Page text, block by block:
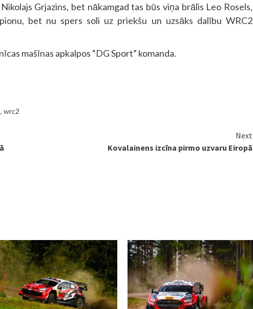
Grjazins, bet nākamgad tas būs viņa brālis Leo Rosels,
bet nu spers soli uz priekšu un uzsāks dalību WRC2
mašīnas apkalpos “DG Sport” komanda.
, wrc2
Next
Kovalainens izcīna pirmo uzvaru Eiropā